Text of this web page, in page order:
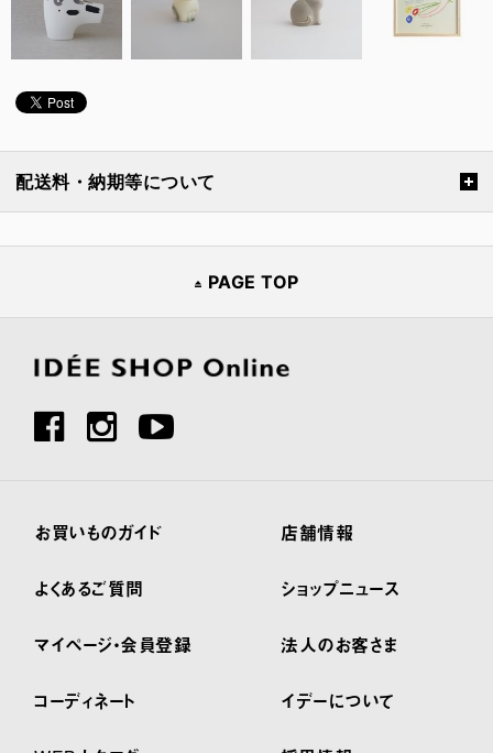
配送料・納期等について
PAGE TOP
お買いものガイド
よくあるご質問
マイページ・会員登録
コーディネート
店舗情報
ショップニュース
法人のお客さま
イデーについて